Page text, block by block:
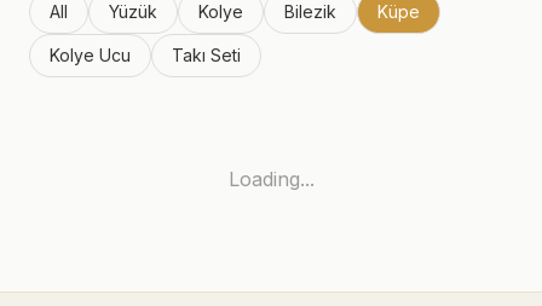
All Yüzük Kolye Bilezik Küpe
Kolye Ucu Takı Seti
Loading...